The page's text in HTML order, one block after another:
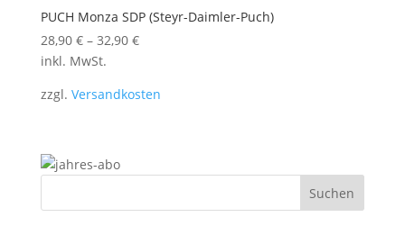
PUCH Monza SDP (Steyr-Daimler-Puch)
28,90 €– 32,90 €
inkl. MwSt.
zzgl. Versandkosten